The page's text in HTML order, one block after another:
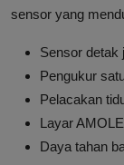
sensor yang
Sensor detak
Pengukur
Pelacakan
Layar
Daya tahan